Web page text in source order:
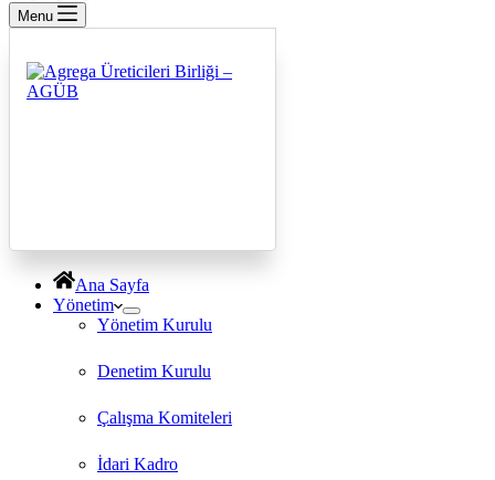
Menu
Ana Sayfa
Yönetim
Yönetim Kurulu
Denetim Kurulu
Çalışma Komiteleri
İdari Kadro